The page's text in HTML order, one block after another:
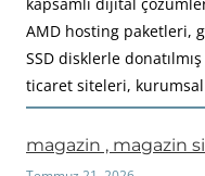
AMD hosting paketleri,
SSD disklerle
ticaret siteleri,
magazin , magazin